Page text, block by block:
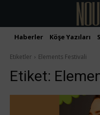
Haberler Köşe Yazıları
Etiketler Elements Festivali
Etiket: